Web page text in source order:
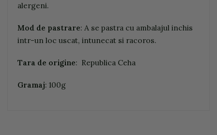
alergeni.
Mod de pastrare: A se pastra cu ambalajul inchis
intr-un loc uscat, intunecat si racoros.
Tara de origine: Republica Ceha
Gramaj: 100g